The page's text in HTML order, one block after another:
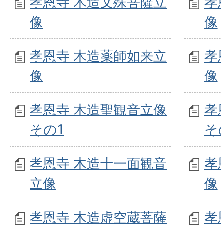
像
像
孝恩寺 木造薬師如来立
像
孝
像
孝恩寺 木造聖観音立像
その1
孝
孝恩寺 木造十一面観音
立像
孝
像
孝恩寺 木造虚空蔵菩薩
孝